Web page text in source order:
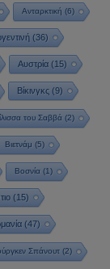
Ανταρκτική (6)
(36)
Αυστρία (15)
Βίκινγκς (9)
του Σαββά (2)
Βιετνάμ (5)
Βοσνία (1)
(15)
(47)
Σπάνουτ(2)